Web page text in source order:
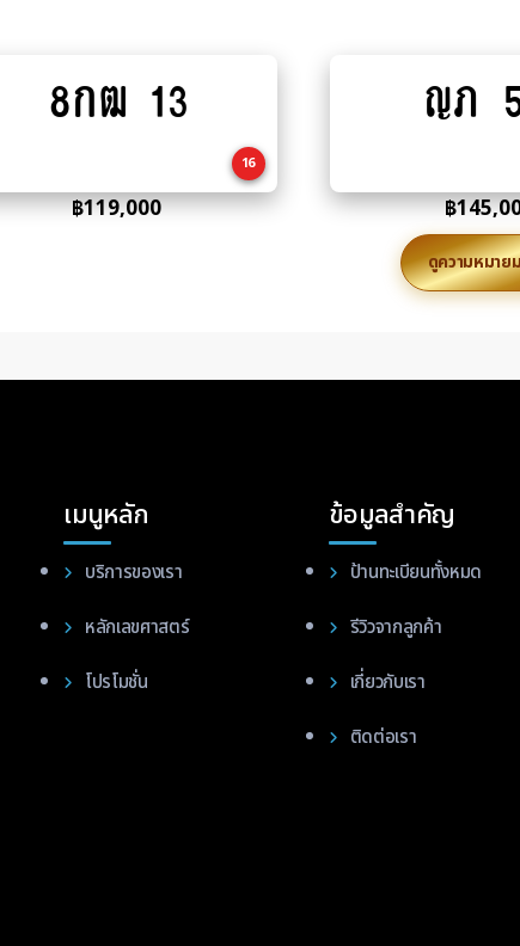
Add
8กฒ 13
16
฿119,000
ญภ
฿
ดูความหมาย
เมนูหลัก
บริการของเรา
หลักเลขศาสตร์
โปรโมชั่น
ข้อมูลสำคัญ
ป้านทะเบียนทั้งหมด
รีวิวจากลูกค้า
เกี่ยวกับเรา
ติดต่อเรา